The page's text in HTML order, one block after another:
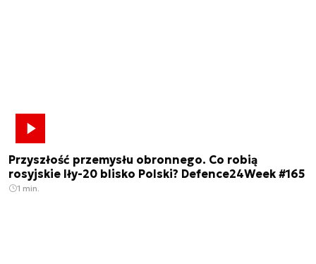
Przyszłość przemysłu obronnego. Co robią
rosyjskie Iły-20 blisko Polski? Defence24Week #165
1 min.